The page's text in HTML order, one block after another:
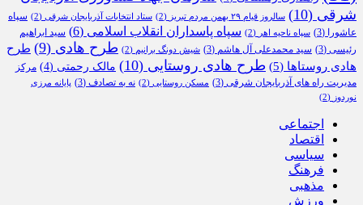
شرقی (10) سالروز قیام ۲۹ بهمن مردم تبریز (2) ستاد انتخابات آذربایجان شرقی (2)
سپاه
عاشورا
(3) سپاه ناحیه اهر (2) سپاه پاسداران انقلاب اسلامی (6)
سید ابراهیم
رئیسی (3) سید محمدعلی آل هاشم (3) شیش دونگ برانیم (2) طرح هادی (9)
طرح
هادی روستاها (5) طرح هادی روستایی (10) مالک رحمتی (4)
مرکز
مدیریت راه های آذربایجان شرقی (3) مسکن روستایی (2) نه به تصادف (3)
پایانه مرزی
نوردوز (2)
اجتماعی
اقتصاد
سیاسی
فرهنگ
مذهبی
ورزش